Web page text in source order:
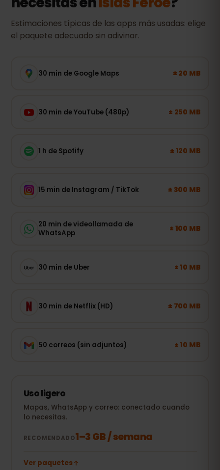
Estimaciones típicas de las apps más usadas: elige
el paquete adecuado sin adivinar.
30 min de Google Maps ± 20 MB
30 min de YouTube (480p) ± 250 MB
1 h de Spotify ± 120 MB
15 min de Instagram / TikTok ± 300 MB
20 min de videollamada de
WhatsApp
± 100 MB
30 min de Uber ± 10 MB
30 min de Netflix (HD) ± 700 MB
50 correos (sin adjuntos) ± 10 MB
Uso ligero
Mapas, WhatsApp y correo: conectado cuando
lo necesitas.
RECOMENDADO1–3 GB / semana
Ver paquetes